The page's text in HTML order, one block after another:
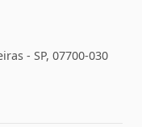
- SP, 07700-030